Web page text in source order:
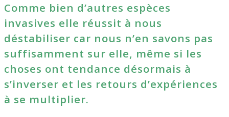
Comme bien d’autres espèces
invasives elle réussit à nous
déstabiliser car nous n’en savons pas
suffisamment sur elle, même si les
choses ont tendance désormais à
s’inverser et les retours d’expériences
à se multiplier.